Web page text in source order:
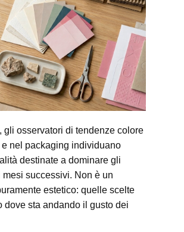
gli osservatori di tendenze colore
nel packaging individuano
destinate a dominare gli
mesi successivi. Non è un
estetico: quelle scelte
dove sta andando il gusto dei